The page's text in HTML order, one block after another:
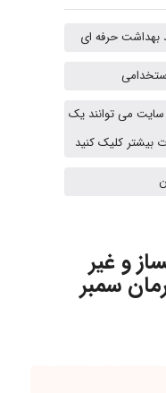
Chehri
Jafar Tym
Poubakhtiari
می توانند یک
بیشتر کلیک کنید
و غیر
سمبر